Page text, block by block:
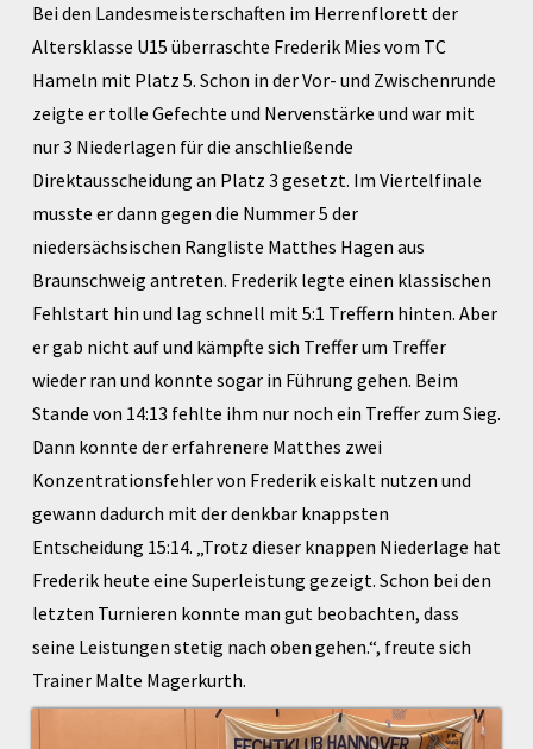
Bei den Landesmeisterschaften im Herrenflorett der
Altersklasse U15 überraschte Frederik Mies vom TC
Hameln mit Platz 5. Schon in der Vor- und Zwischenrunde
zeigte er tolle Gefechte und Nervenstärke und war mit
nur 3 Niederlagen für die anschließende
Direktausscheidung an Platz 3 gesetzt. Im Viertelfinale
musste er dann gegen die Nummer 5 der
niedersächsischen Rangliste Matthes Hagen aus
Braunschweig antreten. Frederik legte einen klassischen
Fehlstart hin und lag schnell mit 5:1 Treffern hinten. Aber
er gab nicht auf und kämpfte sich Treffer um Treffer
wieder ran und konnte sogar in Führung gehen. Beim
Stande von 14:13 fehlte ihm nur noch ein Treffer zum Sieg.
Dann konnte der erfahrenere Matthes zwei
Konzentrationsfehler von Frederik eiskalt nutzen und
gewann dadurch mit der denkbar knappsten
Entscheidung 15:14. „Trotz dieser knappen Niederlage hat
Frederik heute eine Superleistung gezeigt. Schon bei den
letzten Turnieren konnte man gut beobachten, dass
seine Leistungen stetig nach oben gehen.“, freute sich
Trainer Malte Magerkurth.